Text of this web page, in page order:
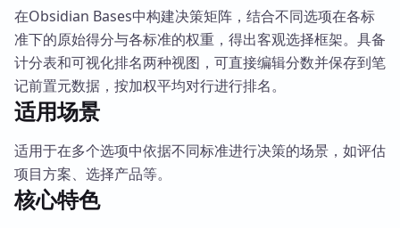
在Obsidian Bases中构建决策矩阵，结合不同选项在各标
准下的原始得分与各标准的权重，得出客观选择框架。具备
计分表和可视化排名两种视图，可直接编辑分数并保存到笔
记前置元数据，按加权平均对行进行排名。
适用场景
适用于在多个选项中依据不同标准进行决策的场景，如评估
项目方案、选择产品等。
核心特色